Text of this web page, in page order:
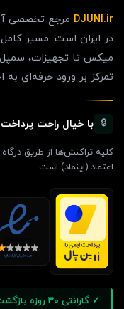
DJUNI.ir مرجع تخصصی
میکس تا تجهیزات،
تمرکز بر ورود حرفه‌ای به
🔒 با خیال راحت
کلیه تراکنش‌ها از طریق
اعتماد (اینماد) است.
✓ گارانتی ۳۰ روزه بازگشت وجه